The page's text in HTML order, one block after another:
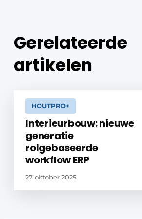
Gerelateerde
artikelen
HOUTPRO+
Interieurbouw: nieuwe
generatie
rolgebaseerde
workflow ERP
27 oktober 2025